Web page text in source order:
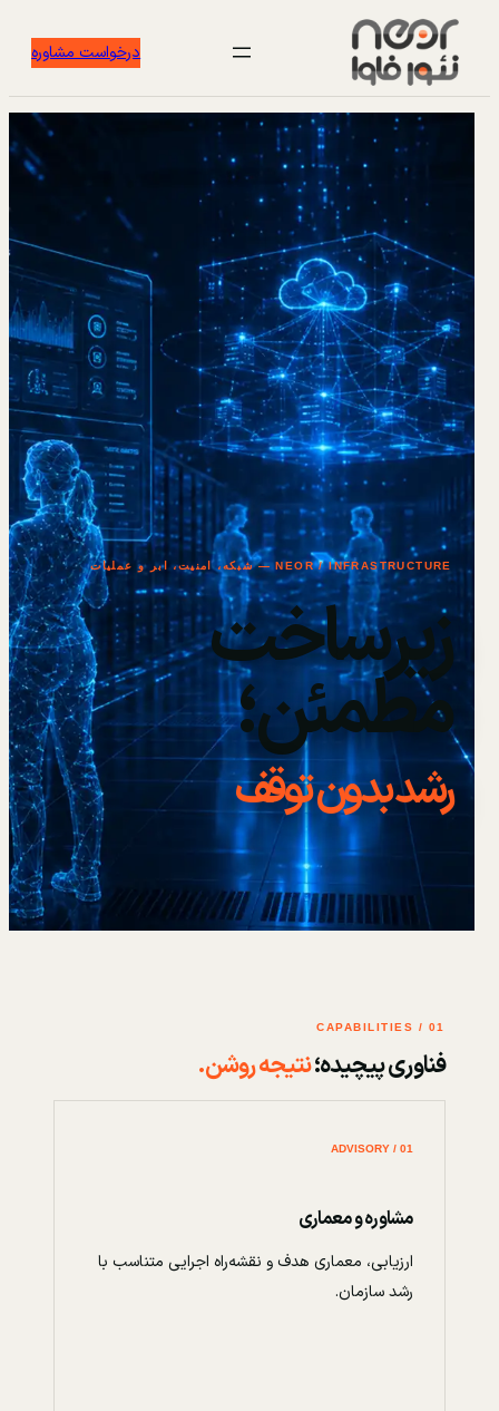
درخواست مشاوره
NEOR / INFRASTRUCTURE — شبکه، امنیت، ابر و عملیات
زیرساخت
مطمئن؛
رشد بدون توقف
01 / CAPABILITIES
فناوری پیچیده؛نتیجه روشن.
01 / ADVISORY
مشاوره و معماری
ارزیابی، معماری هدف و نقشه‌راه اجرایی متناسب با
رشد سازمان.